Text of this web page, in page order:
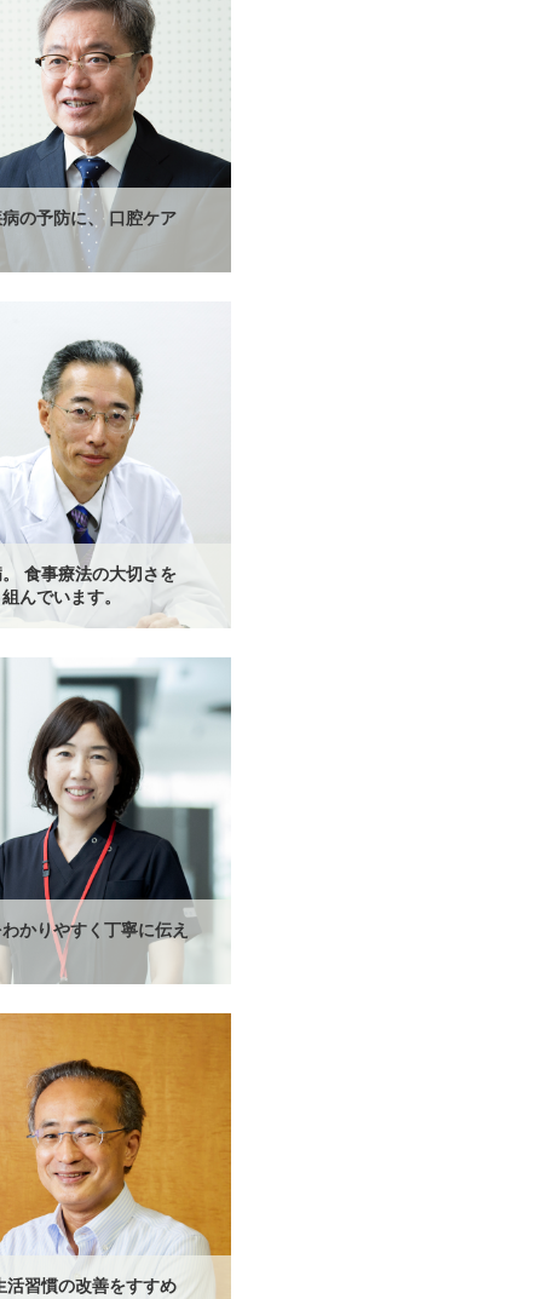
の予防に、 口腔ケア
食事療法の大切さを
んでいます。
かりやすく丁寧に伝え
活習慣の改善をすすめ